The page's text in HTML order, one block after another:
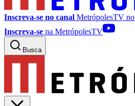
Inscreva-se no canal MetrópolesTV no
Inscreva-se na MetrópolesTV
Busca